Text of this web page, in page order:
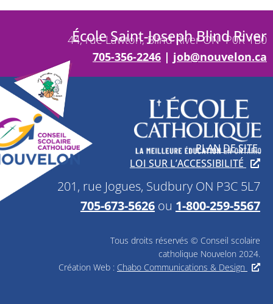
École Saint-Joseph Blind River
44, rue Lawton, Blind River ON P0R 1B0
705-356-2246 | job@nouvelon.ca
PLAN DE SITE
LOI SUR L’ACCESSIBILITÉ
201, rue Jogues, Sudbury ON P3C 5L7
705-673-5626 ou 1-800-259-5567
Tous droits réservés © Conseil scolaire
catholique Nouvelon 2024.
Création Web : Chabo Communications & Design